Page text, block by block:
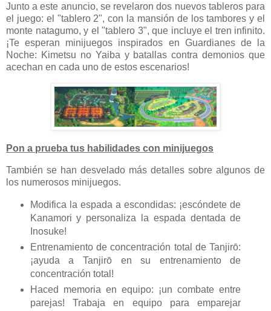
Junto a este anuncio, se revelaron dos nuevos tableros para
el juego: el "tablero 2", con la mansión de los tambores y el
monte natagumo, y el "tablero 3", que incluye el tren infinito.
¡Te esperan minijuegos inspirados en Guardianes de la
Noche: Kimetsu no Yaiba y batallas contra demonios que
acechan en cada uno de estos escenarios!
Pon a prueba tus habilidades con minijuegos
También se han desvelado más detalles sobre algunos de
los numerosos minijuegos.
Modifica la espada a escondidas: ¡escóndete de
Kanamori y personaliza la espada dentada de
Inosuke!
Entrenamiento de concentración total de Tanjirō:
¡ayuda a Tanjirō en su entrenamiento de
concentración total!
Haced memoria en equipo: ¡un combate entre
parejas! Trabaja en equipo para emparejar